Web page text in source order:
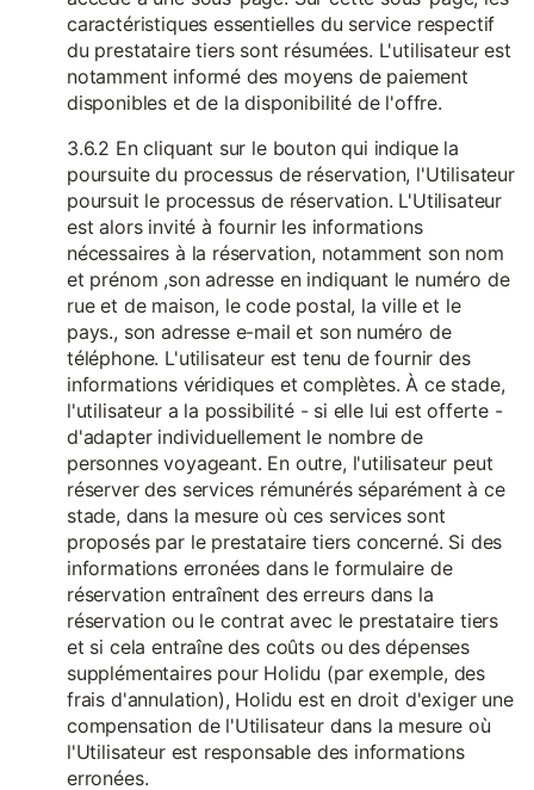
caractéristiques essentielles du service respectif
du prestataire tiers sont résumées. L'utilisateur est
notamment informé des moyens de paiement
disponibles et de la disponibilité de l'offre.
3.6.2 En cliquant sur le bouton qui indique la
poursuite du processus de réservation, l'Utilisateur
poursuit le processus de réservation. L'Utilisateur
est alors invité à fournir les informations
nécessaires à la réservation, notamment son nom
et prénom ,son adresse en indiquant le numéro de
rue et de maison, le code postal, la ville et le
pays., son adresse e-mail et son numéro de
téléphone. L'utilisateur est tenu de fournir des
informations véridiques et complètes. À ce stade,
l'utilisateur a la possibilité - si elle lui est offerte -
d'adapter individuellement le nombre de
personnes voyageant. En outre, l'utilisateur peut
réserver des services rémunérés séparément à ce
stade, dans la mesure où ces services sont
proposés par le prestataire tiers concerné. Si des
informations erronées dans le formulaire de
réservation entraînent des erreurs dans la
réservation ou le contrat avec le prestataire tiers
et si cela entraîne des coûts ou des dépenses
supplémentaires pour Holidu (par exemple, des
frais d'annulation), Holidu est en droit d'exiger une
compensation de l'Utilisateur dans la mesure où
l'Utilisateur est responsable des informations
erronées.